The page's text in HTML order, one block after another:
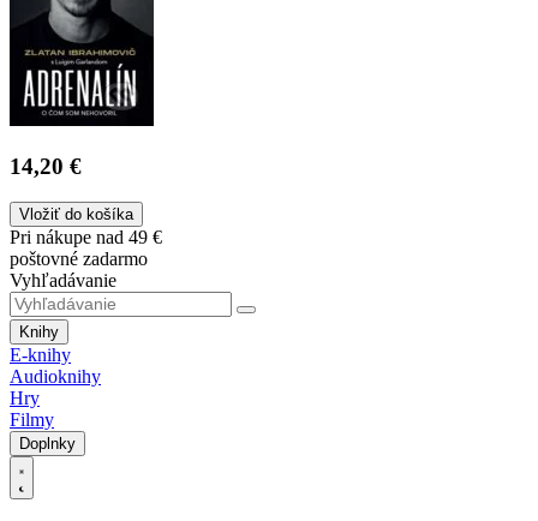
14,20 €
Vložiť do košíka
Pri nákupe nad 49 €
poštovné zadarmo
Vyhľadávanie
Knihy
E-knihy
Audioknihy
Hry
Filmy
Doplnky